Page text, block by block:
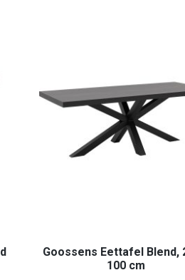
Goossens Eettafel Blend,
100 cm